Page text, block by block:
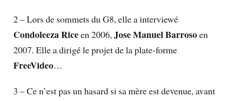
2 – Lors de sommets du G8, elle a interviewé
Condoleeza Riceen 2006,Jose Manuel Barrosoen
2007. Elle a dirigé le projet de la plate-forme
FreeVideo…
3 – Ce n’est pas un hasard si sa mère est devenue, avant